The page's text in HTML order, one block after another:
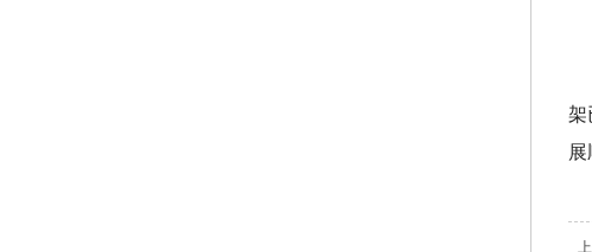
架
展